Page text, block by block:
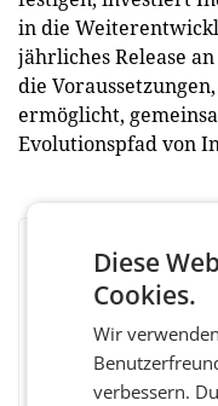
in die
jährliches Release
die
ermöglicht,
Evolutionspfad von
BEWERTEN SIE
Diese
Cookies.
Wir
verbessern.